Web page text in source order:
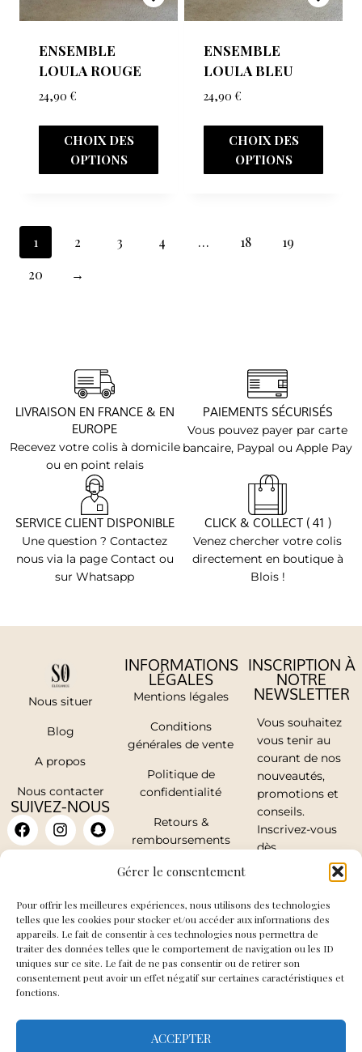
Gérer le consentement
Pour offrir les meilleures expériences, nous utilisons des technologies
telles que les cookies pour stocker et/ou accéder aux informations des
appareils. Le fait de consentir à ces technologies nous permettra de
traiter des données telles que le comportement de navigation ou les ID
uniques sur ce site. Le fait de ne pas consentir ou de retirer son
consentement peut avoir un effet négatif sur certaines caractéristiques et
fonctions.
ACCEPTER
ENSEMBLE
LOULA ROUGE
24,90 €
CHOIX DES
OPTIONS
ENSEMBLE
LOULA BLEU
24,90 €
CHOIX DES
OPTIONS
1 2 3 4 … 18
19
20
→
LIVRAISON EN FRANCE & EN
EUROPE
Recevez votre colis à domicile
ou en point relais
PAIEMENTS SÉCURISÉS
Vous pouvez payer par carte
bancaire, Paypal ou Apple Pay
SERVICE CLIENT DISPONIBLE
Une question ? Contactez
nous via la page Contact ou
sur Whatsapp
CLICK & COLLECT ( 41 )
Venez chercher votre colis
directement en boutique à
Blois !
Nous situer
Blog
A propos
Nous contacter
SUIVEZ-NOUS
INFORMATIONS
LÉGALES
Mentions légales
Conditions
générales de vente
Politique de
confidentialité
Retours &
remboursements
Mon compte
INSCRIPTION À
NOTRE
NEWSLETTER
Vous souhaitez
vous tenir au
courant de nos
nouveautés,
promotions et
conseils.
Inscrivez-vous
dès
J'accepte de
recevoir les mails